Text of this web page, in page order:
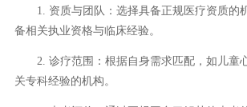
1. 资质与团队：选择具备正规医疗资质的
备相关执业资格与临床经验。
2. 诊疗范围：根据自身需求匹配，如儿童
关专科经验的机构。